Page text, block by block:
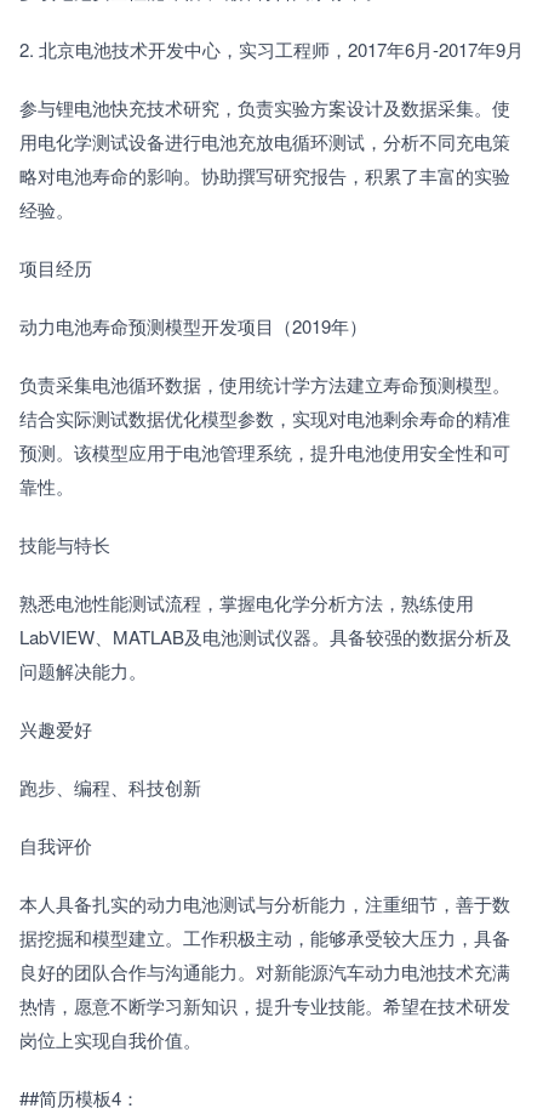
2. 北京电池技术开发中心，实习工程师，2017年6月-2017年9月
参与锂电池快充技术研究，负责实验方案设计及数据采集。使
用电化学测试设备进行电池充放电循环测试，分析不同充电策
略对电池寿命的影响。协助撰写研究报告，积累了丰富的实验
经验。
项目经历
动力电池寿命预测模型开发项目（2019年）
负责采集电池循环数据，使用统计学方法建立寿命预测模型。
结合实际测试数据优化模型参数，实现对电池剩余寿命的精准
预测。该模型应用于电池管理系统，提升电池使用安全性和可
靠性。
技能与特长
熟悉电池性能测试流程，掌握电化学分析方法，熟练使用
LabVIEW、MATLAB及电池测试仪器。具备较强的数据分析及
问题解决能力。
兴趣爱好
跑步、编程、科技创新
自我评价
本人具备扎实的动力电池测试与分析能力，注重细节，善于数
据挖掘和模型建立。工作积极主动，能够承受较大压力，具备
良好的团队合作与沟通能力。对新能源汽车动力电池技术充满
热情，愿意不断学习新知识，提升专业技能。希望在技术研发
岗位上实现自我价值。
##简历模板4：